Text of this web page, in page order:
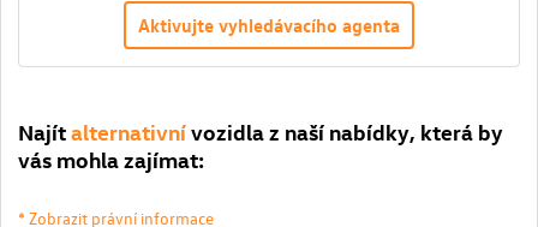
Aktivujte vyhledávacího agenta
Najítalternativnívozidla z naší nabídky, která by
vás mohla zajímat:
* Zobrazit právní informace